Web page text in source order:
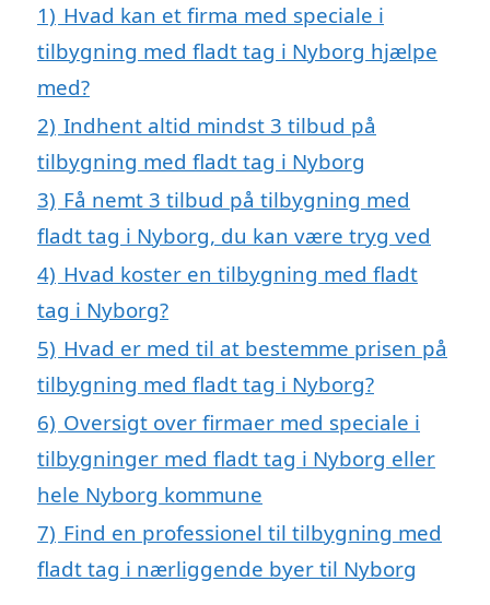
1) Hvad kan et firma med speciale i
tilbygning med fladt tag i Nyborg hjælpe
med?
2) Indhent altid mindst 3 tilbud på
tilbygning med fladt tag i Nyborg
3) Få nemt 3 tilbud på tilbygning med
fladt tag i Nyborg, du kan være tryg ved
4) Hvad koster en tilbygning med fladt
tag i Nyborg?
5) Hvad er med til at bestemme prisen på
tilbygning med fladt tag i Nyborg?
6) Oversigt over firmaer med speciale i
tilbygninger med fladt tag i Nyborg eller
hele Nyborg kommune
7) Find en professionel til tilbygning med
fladt tag i nærliggende byer til Nyborg